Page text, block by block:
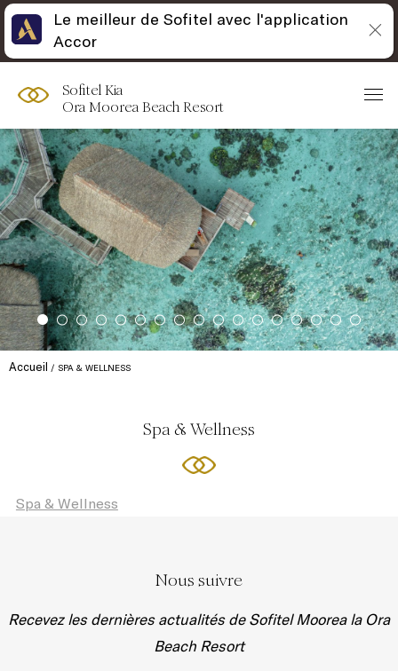
Sofitel Kia
Ora Moorea Beach Resort
Accueil SPA & WELLNESS
Spa & Wellness
Spa & Wellness
Nous suivre
Recevez les dernières actualités de Sofitel Moorea la Ora
Beach Resort
Le meilleur de Sofitel avec l'application
Accor